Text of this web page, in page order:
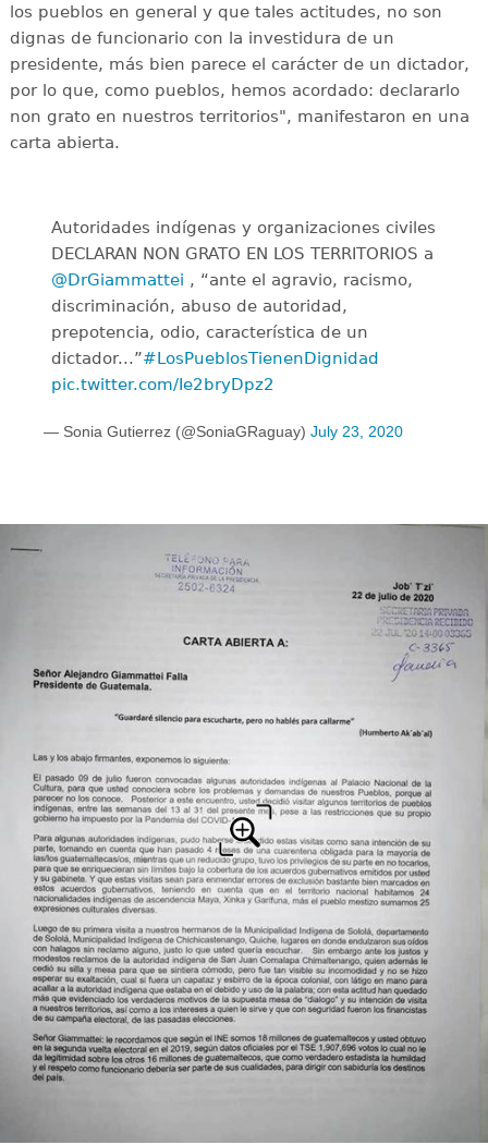
los pueblos en general y que tales actitudes, no son
dignas de funcionario con la investidura de un
presidente, más bien parece el carácter de un dictador,
por lo que, como pueblos, hemos acordado: declararlo
non grato en nuestros territorios", manifestaron en una
carta abierta.
Autoridades indígenas y organizaciones civiles
DECLARAN NON GRATO EN LOS TERRITORIOS a
@DrGiammattei , “ante el agravio, racismo,
discriminación, abuso de autoridad,
prepotencia, odio, característica de un
dictador...”#LosPueblosTienenDignidad
pic.twitter.com/Ie2bryDpz2
— Sonia Gutierrez (@SoniaGRaguay) July 23, 2020